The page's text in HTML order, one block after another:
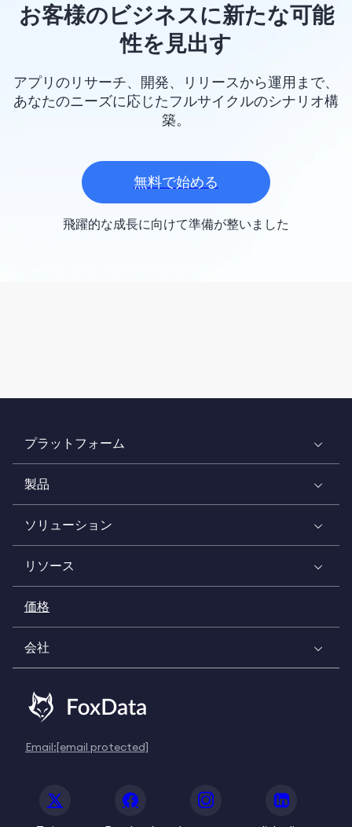
お客様のビジネスに新たな可能
性を見出す
アプリのリサーチ、開発、リリースから運用まで、
あなたのニーズに応じたフルサイクルのシナリオ構
築。
無料で始める
飛躍的な成長に向けて準備が整いました
プラットフォーム
製品
ソリューション
リソース
価格
会社
Email:[email protected]